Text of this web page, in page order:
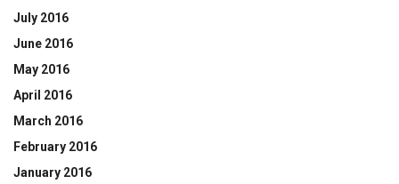
July 2016
June 2016
May 2016
April 2016
March 2016
February 2016
January 2016